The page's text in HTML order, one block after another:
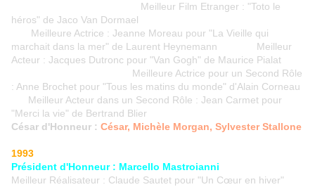
Meilleur Film Etranger : "Toto le
héros" de Jaco Van Dormael
Meilleure Actrice : Jeanne Moreau pour "La Vieille qui
marchait dans la mer" de Laurent Heynemann Meilleur
Acteur : Jacques Dutronc pour "Van Gogh" de Maurice Pialat
Meilleure Actrice pour un Second Rôle
: Anne Brochet pour "Tous les matins du monde" d'Alain Corneau
Meilleur Acteur dans un Second Rôle : Jean Carmet pour
"Merci la vie" de Bertrand Blier
César d'Honneur : César, Michèle Morgan, Sylvester Stallone
1993
Président d'Honneur : Marcello Mastroianni
Meilleur Réalisateur : Claude Sautet pour "Un Cœur en hiver"